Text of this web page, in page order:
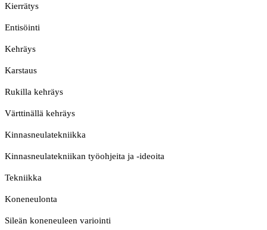
Kierrätys
Entisöinti
Kehräys
Karstaus
Rukilla kehräys
Värttinällä kehräys
Kinnasneulatekniikka
Kinnasneulatekniikan työohjeita ja -ideoita
Tekniikka
Koneneulonta
Sileän koneneuleen variointi